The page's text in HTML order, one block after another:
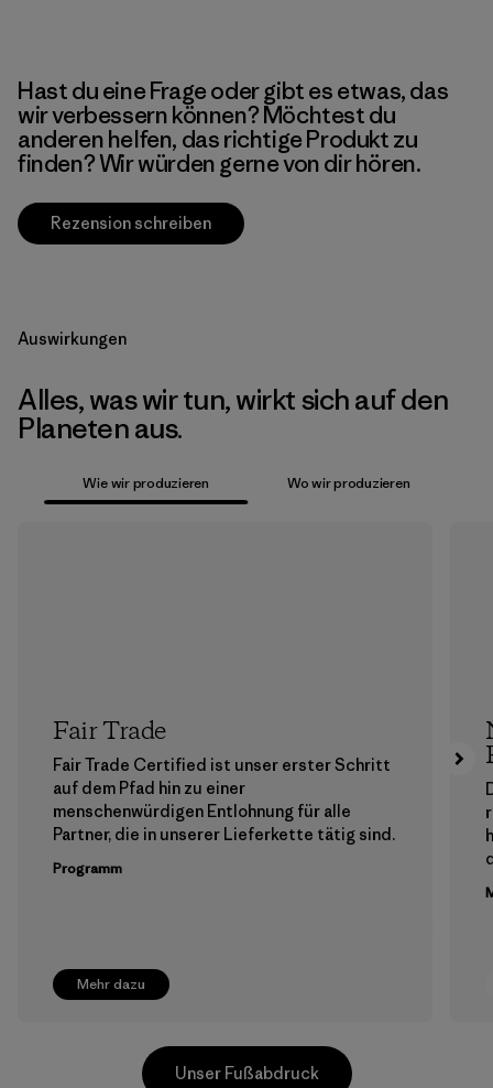
Hast du eine Frage oder gibt es etwas, das
wir verbessern können? Möchtest du
anderen helfen, das richtige Produkt zu
finden? Wir würden gerne von dir hören.
Rezension schreiben
Auswirkungen
Alles, was wir tun, wirkt sich auf den
Planeten aus.
Wie wir produzieren Wo wir produzieren
Mehr dazu
Fair Trade
Fair Trade Certified ist unser erster Schritt
auf dem Pfad hin zu einer
menschenwürdigen Entlohnung für alle
Partner, die in unserer Lieferkette tätig sind.
Programm
Unser Fußabdruck